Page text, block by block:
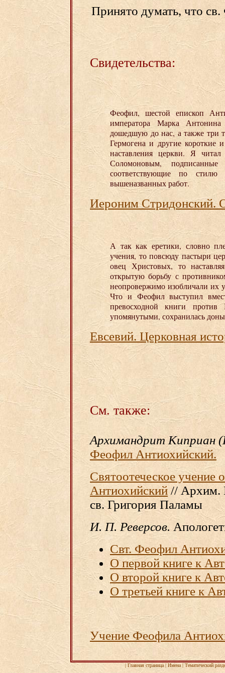
Принято думать, что
Свидетельства:
Феофил, шестой епископ
императора Марка
дошедшую до нас, а также три
Гермогена и другие
наставления церкви. Я
Соломоновым,
соответствующие по
вышеназванных работ.
Иероним Стридонский.
А так как еретики, словно
учения, то повсюду пастыри
овец Христовых, то
открытую борьбу с
неопровержимо изобличали их
Что и Феофил выступил
превосходной книги
упомянутыми, сохранилась
Евсевий. Церковная
См. также:
Архимандрит Киприан
Феофил Антиохийский.
Cвятоотеческое
Антиохийский // Архим.
св. Григория Паламы
И. П. Реверсов.
Свт. Феофил
О первой книге к
О второй книге к
О третьей книге к
Учение Феофила
| Главная страница| Имена| Тематический